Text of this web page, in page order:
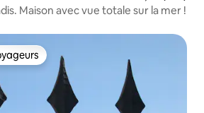
Maison avec vue totale sur la mer !
les plus appréciés